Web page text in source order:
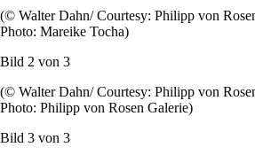
(© Walter Dahn/ Courtesy: Philipp von
Photo: Mareike Tocha)
Bild 2 von 3
(© Walter Dahn/ Courtesy: Philipp von
Photo: Philipp von Rosen Galerie)
Bild 3 von 3